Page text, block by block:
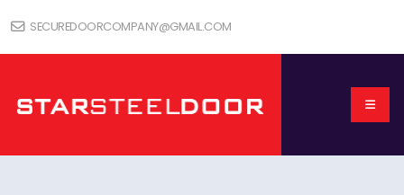
SECUREDOORCOMPANY@GMAIL.COM